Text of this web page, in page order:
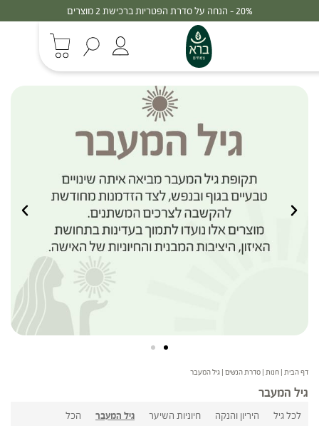
20% - הנחה על סדרת הפטריות ברכישת 2 מוצרים
דף הבית | חנות | סדרת הנשים | גיל המעבר
גיל המעבר
לכל גיל היריון והנקה חיוניות השיער גיל המעבר הכל